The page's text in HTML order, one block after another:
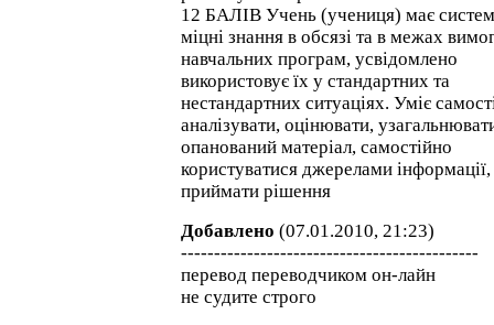
12 БАЛІВ Учень (учениця) має
міцні знання в обсязі та в межах
навчальних програм, усвідомлено
використовує їх у стандартних та
нестандартних ситуаціях. Уміє
аналізувати, оцінювати,
опанований матеріал, самостійно
користуватися джерелами інформації,
приймати рішення
Добавлено (07.01.2010, 21:23)
---------------------------------------------
перевод переводчиком он-лайн
не судите строго